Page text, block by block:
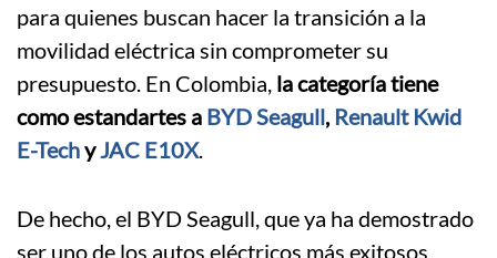
para quienes buscan hacer la transición a la
movilidad eléctrica sin comprometer su
presupuesto. En Colombia, la categoría tiene
como estandartes a BYD Seagull, Renault Kwid
E-TechyJAC E10X.
De hecho, el BYD Seagull, que ya ha demostrado
ser uno de los autos eléctricos más exitosos